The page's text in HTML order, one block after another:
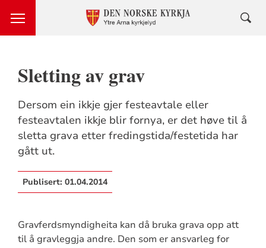
Sletting av grav
Dersom ein ikkje gjer festeavtale eller
festeavtalen ikkje blir fornya, er det høve til å
sletta grava etter fredingstida/festetida har
gått ut.
Publisert: 01.04.2014
Gravferdsmyndigheita kan då bruka grava opp att
til å gravleggja andre. Den som er ansvarleg for